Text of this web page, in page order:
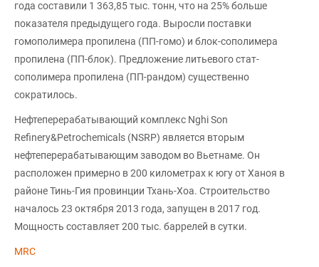
года составили 1 363,85 тыс. тонн, что на 25% больше
показателя предыдущего года. Выросли поставки
гомополимера пропилена (ПП-гомо) и блок-сополимера
пропилена (ПП-блок). Предложение литьевого стат-
сополимера пропилена (ПП-рандом) существенно
сократилось.
Нефтеперерабатывающий комплекс Nghi Son
Refinery&Petrochemicals (NSRP) является вторым
нефтеперерабатывающим заводом во Вьетнаме. Он
расположен примерно в 200 километрах к югу от Ханоя в
районе Тинь-Гия провинции Тхань-Хоа. Строительство
началось 23 октября 2013 года, запущен в 2017 год.
Мощность составляет 200 тыс. баррелей в сутки.
MRC